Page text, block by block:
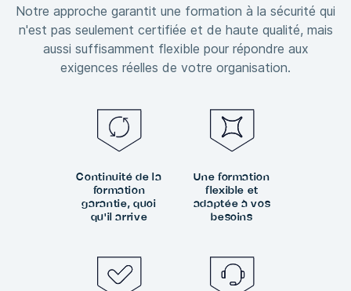
Notre approche garantit une formation à la sécurité qui
n'est pas seulement certifiée et de haute qualité, mais
aussi suffisamment flexible pour répondre aux
exigences réelles de votre organisation.
Continuité de la
formation
garantie, quoi
qu'il arrive
Une formation
flexible et
adaptée à vos
besoins